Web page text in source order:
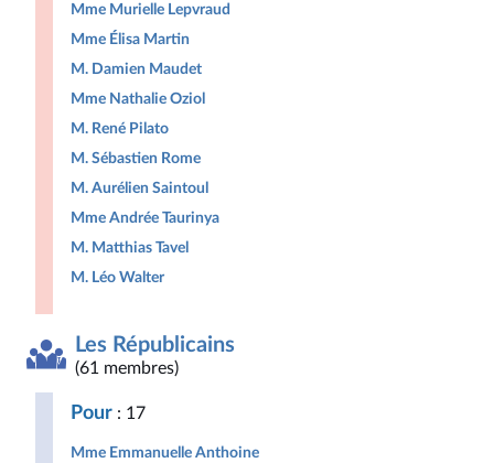
Mme Murielle Lepvraud
Mme Élisa Martin
M. Damien Maudet
Mme Nathalie Oziol
M. René Pilato
M. Sébastien Rome
M. Aurélien Saintoul
Mme Andrée Taurinya
M. Matthias Tavel
M. Léo Walter
Les Républicains
(61 membres)
Pour : 17
Mme Emmanuelle Anthoine